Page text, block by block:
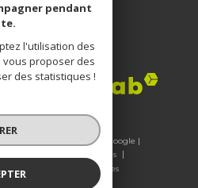
| Traduction powered by Google |
Mentions légales
Politique RGPD Cookies
pendant
l'utilisation des
vous proposer des
des statistiques !